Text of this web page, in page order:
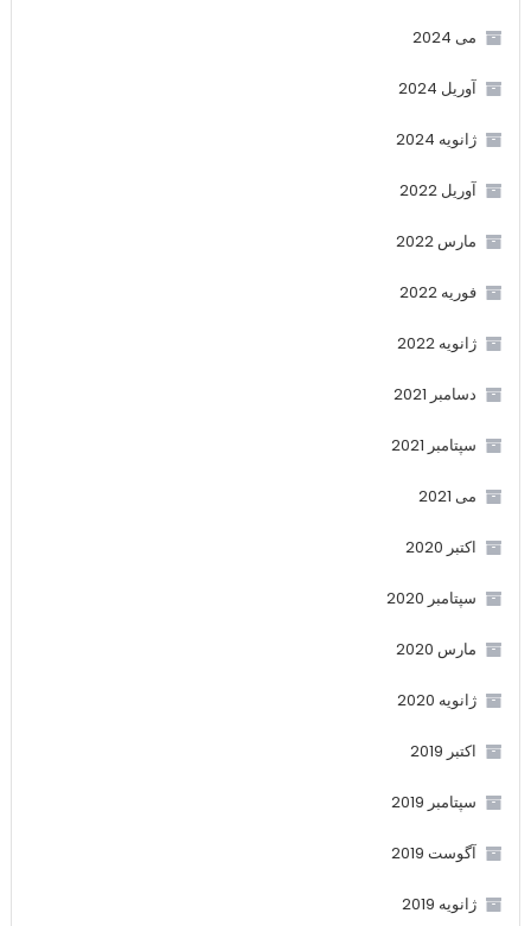
می 2024
آوریل 2024
ژانویه 2024
آوریل 2022
مارس 2022
فوریه 2022
ژانویه 2022
دسامبر 2021
سپتامبر 2021
می 2021
اکتبر 2020
سپتامبر 2020
مارس 2020
ژانویه 2020
اکتبر 2019
سپتامبر 2019
آگوست 2019
ژانویه 2019